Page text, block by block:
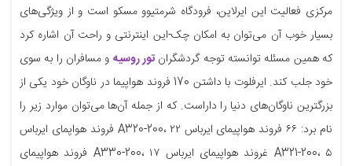
مرکزی فعالیت این ایرلاین، فرودگاه شرمتیوو مسکو است و از ویژگی‌های
بسیار خوب آن می‌توان به امکان چک-این اینترنتی و راحت آن اشاره کرد
که همین مسئله توانسته توجه گردشگران تور روسیه و مسافران را به سوی
خود جلب کند. ایرفلوت با داشتن 170 فروند هواپیما در ناوگان خود یکی از
بزرگترین ناوگان‌های دنیا را داراست. که از جمله آن‌ها می‌توان موارد زیر را
نام برد: ۶۶ فروند هواپیمای ایرباس A320-200، ۲۲ فروند هواپمای ایرباس
A321-200، ۵ غروند هواپیمای ایرباس A330-200، ۱۷ فروند هواپیمای